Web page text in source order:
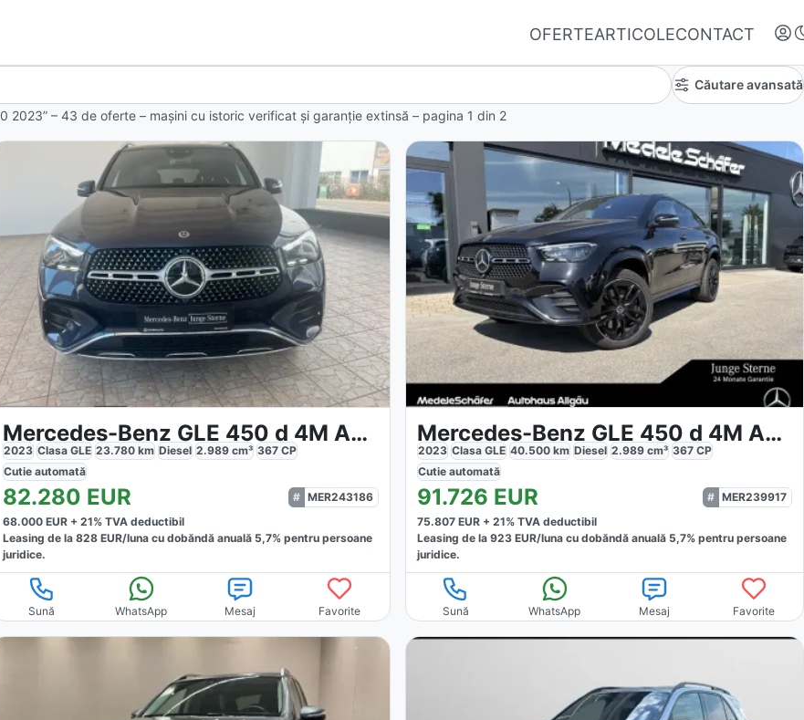
OFERTEARTICOLECONTACT
Autentifică-te
Nu ai oferte favorite
Căutare avansată
2023” – 43 de oferte – mașini cu istoric verificat și garanție extinsă – pagina 1 din 2
Mercedes-Benz GLE 450 d 4M AMG Line E-Active Distronic
2023 Clasa GLE 23.780 km Diesel 2.989 cm³ 367 CP
Cutieautomată
82.280 EUR
MER243186
68.000 EUR +21% TVA deductibil
Leasing de la828 EUR/luna cu dobăndă anuală 5,7% pentru persoane
juridice.
Sună WhatsApp Mesaj Favorite
Mercedes-Benz GLE 450 d 4M AMG
2023 Clasa GLE 40.500km Diesel 2.989cm³ 367CP
Cutie automată
91.726 EUR
MER239917
75.807EUR + 21% TVA deductibil
Leasing de la 923EUR/lunacu dobăndă anuală 5,7% pentru persoane
juridice.
Sună WhatsApp Mesaj Favorite